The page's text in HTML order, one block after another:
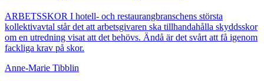
ARBETSSKOR I hotell- och restaurangbranschens största
kollektivavtal står det att arbetsgivaren ska tillhandahålla skyddsskor
om en utredning visat att det behövs. Ändå är det svårt att få igenom
fackliga krav på skor.
Anne-Marie Tibblin